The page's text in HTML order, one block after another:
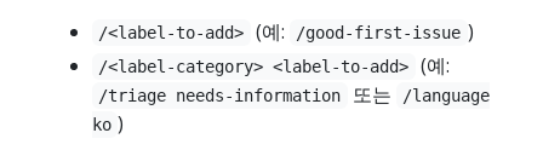
/<label-to-add> (예: /good-first-issue )
/<label-category> <label-to-add> (예:
/triage needs-information 또는
/language
ko )